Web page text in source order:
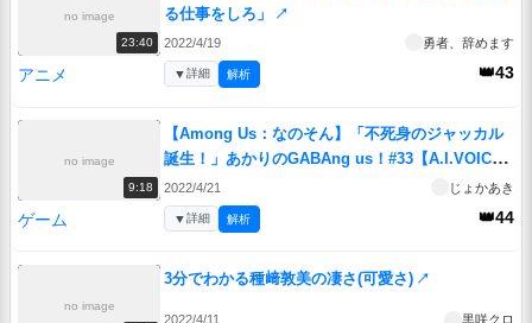
no image
23:40
る仕事をしろ」
↗
2022/4/19 勇者、辞めます
アニメ 👑43
▼詳細 解析
no image
9:18
【Among Us：なのそん】「不死身のジャッカル
誕生！」あかりのGABAng us！#33【A.I.VOICE
実況プレイ】
2022/4/21 じょかあき
ゲーム 👑44
▼詳細 解析
no image
3分でわかる種﨑敦美の凄さ(可愛さ) ↗
2022/4/11 黒咲クロ